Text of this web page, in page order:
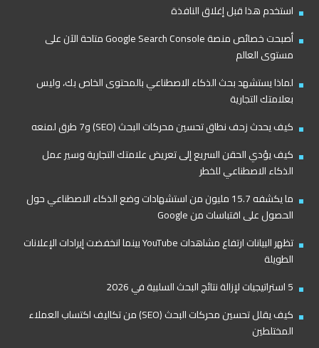
استخدم هذا قبل إغلاق النافذة
أصبحت خصائص منصة Google Search Console متاحة الآن على
مستوى العالم
لماذا يستشهد بحث الذكاء الاصطناعي بالمحتوى الخاص بك، وليس
بعلامتك التجارية
كيف يحدث زحف نطاق تحسين محركات البحث (SEO) و7 طرق لمنعه
كيف يؤدي الحقن السريع إلى تعريض علامتك التجارية وسير عمل
الذكاء الاصطناعي للخطر
ما يكشفه 15.7 مليون من استشهادات وضع الذكاء الاصطناعي حول
الحصول على اقتباسات من Google
تظهر البيانات ارتفاع مشاهدات YouTube بينما انخفضت إيرادات الإعلانات
الطويلة
5 استراتيجيات لإزالة نتائج البحث السلبية في 2026
كيف يقلل تحسين محركات البحث (SEO) من تكاليف اكتساب العملاء
المختلطين